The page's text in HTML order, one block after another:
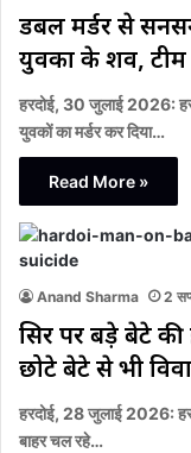
डबल मर्डर से
युवकों के शव,
हरदोई, 30 जुलाई 2026:
युवकों का मर्डर कर दिया…
Read More »
Anand Sharma 2
सिर पर बड़े बेटे
छोटे बेटे से भी
हरदोई, 28 जुलाई 2026:
बाहर चल रहे…